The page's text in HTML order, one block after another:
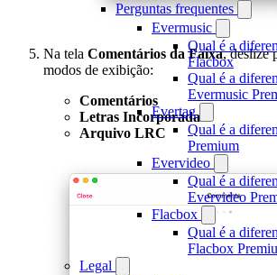
Perguntas frequentes
Evermusic
Qual é a
Flacbox
Qual é a
Evermusic
Evertag
Qual é a
Premium
Evervideo
Qual é a
Evervideo
Flacbox
Qual é a
Flacbox
Legal
Na tela Comentários da Faixa, deslize
modos de exibição:
Comentários
Letras Incorporadas
Arquivo LRC